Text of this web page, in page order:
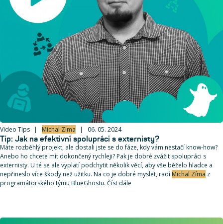
Video Tips Michal Zíma 06. 05. 2024
Tip: Jak na efektivní spolupráci s externisty?
Máte rozběhlý projekt, ale dostali jste se do fáze, kdy vám nestačí know-how?
Anebo ho chcete mít dokončený rychleji? Pak je dobré zvážit spolupráci s
externisty. U té se ale vyplatí podchytit několik věcí, aby vše běželo hladce a
nepřineslo více škody než užitku. Na co je dobré myslet, radí Michal Zíma z
programátorského týmu BlueGhostu. Číst dále